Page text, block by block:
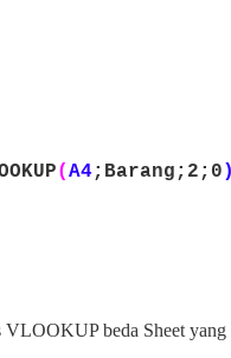
(A4;Barang;2;0 )
VLOOKUP beda Sheet